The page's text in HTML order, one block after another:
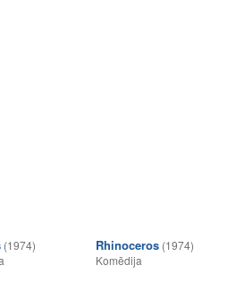
(1974)
Rhinoceros (1974)
Komēdija